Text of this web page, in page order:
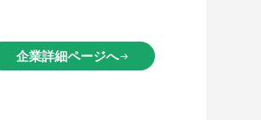
企業詳細ページへarrow_right_alt